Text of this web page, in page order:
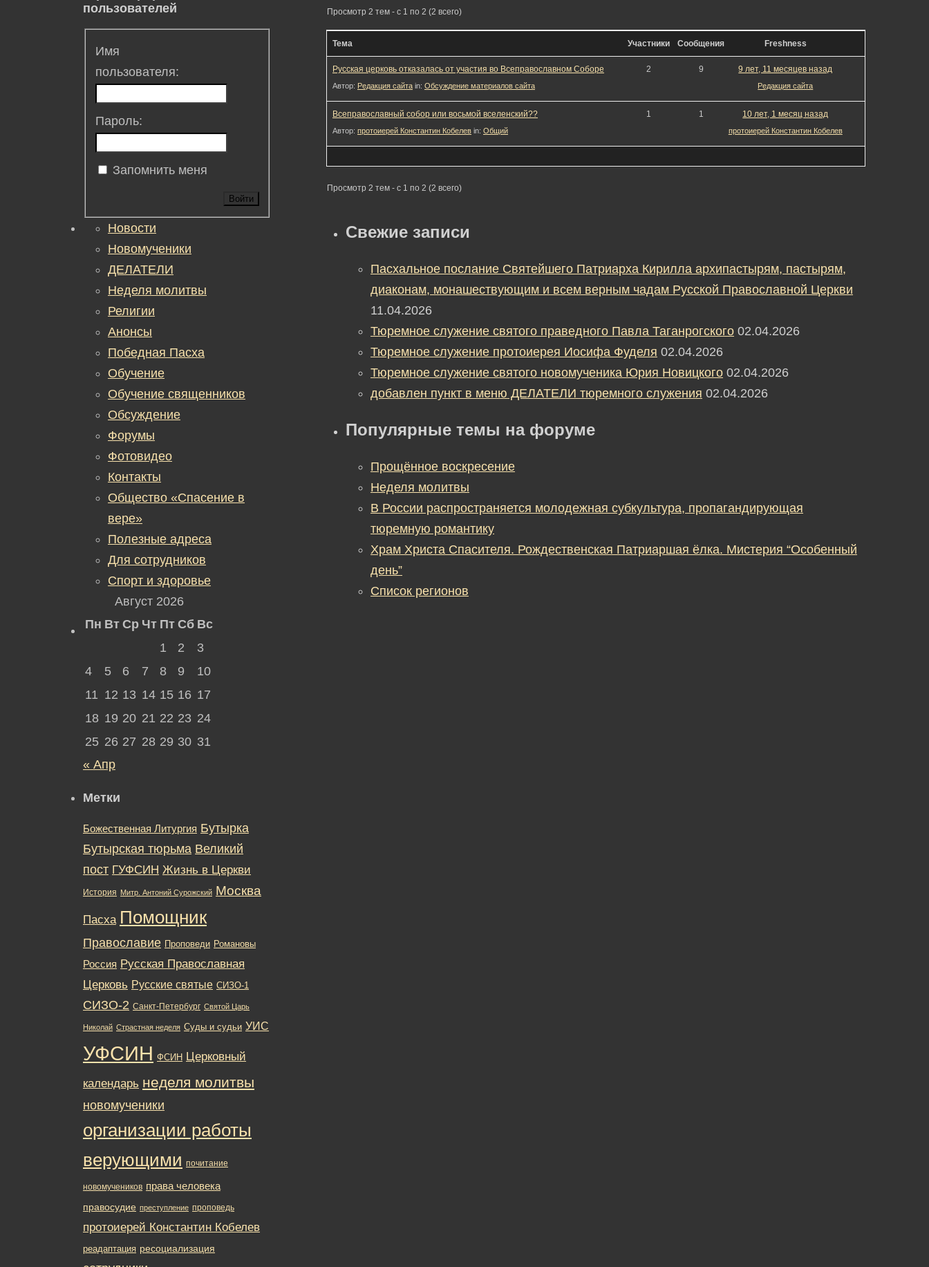
Просмотр 2 тем - с 1 по 2 (2 всего)
Тема Участники Сообщения Freshness
Русская церковь отказалась от участия во Всеправославном Соборе
Автор: Редакция сайта in: Обсуждение материалов сайта
2 9 9 лет, 11 месяцев назад
Редакция сайта
Всеправославный собор или восьмой вселенский??
Автор: протоиерей Константин Кобелев in: Общий
1 1 10 лет, 1 месяц назад
протоиерей Константин Кобелев
Просмотр 2 тем - с 1 по 2 (2 всего)
Свежие записи
Пасхальное послание Святейшего Патриарха Кирилла архипастырям, пастырям,
диаконам, монашествующим и всем верным чадам Русской Православной Церкви
11.04.2026
Тюремное служение святого праведного Павла Таганрогского 02.04.2026
Тюремное служение протоиерея Иосифа Фуделя 02.04.2026
Тюремное служение святого новомученика Юрия Новицкого 02.04.2026
добавлен пункт в меню ДЕЛАТЕЛИ тюремного служения 02.04.2026
Популярные темы на форуме
Прощённое воскресение
Неделя молитвы
В России распространяется молодежная субкультура, пропагандирующая
тюремную романтику
Храм Христа Спасителя. Рождественская Патриаршая ёлка. Мистерия “Особенный
день”
Список регионов
пользователей
Имя
пользователя:
Пароль:
Запомнить меня
Войти
Новости
Новомученики
ДЕЛАТЕЛИ
Неделя молитвы
Религии
Анонсы
Победная Пасха
Обучение
Обучение священников
Обсуждение
Форумы
Фотовидео
Контакты
Общество «Спасение в
вере»
Полезные адреса
Для сотрудников
Спорт и здоровье
Август 2026
Пн Вт Ср Чт Пт Сб Вс
1
2
3
4
5 6 7 8 9
10
11 12 13 14 15 16 17
18 19 20 21 22 23 24
25 26 27 28 29 30 31
« Апр
Метки
Божественная Литургия Бутырка
Бутырская тюрьма Великий
пост ГУФСИН Жизнь в Церкви
История Митр. Антоний Сурожский Москва
Пасха Помощник
Православие Проповеди Романовы
Россия Русская Православная
Церковь Русские святые СИЗО-1
СИЗО-2 Санкт-Петербург Святой Царь
Николай Страстная неделя Суды и судьи УИС
УФСИН ФСИН Церковный
календарь неделя молитвы
новомученики
организации работы
верующими почитание
новомучеников права человека
правосудие преступление проповедь
протоиерей Константин Кобелев
реадаптация ресоциализация